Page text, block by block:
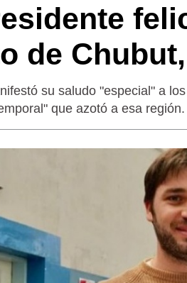
de
su saludo "especial" a
que azotó a esa región.